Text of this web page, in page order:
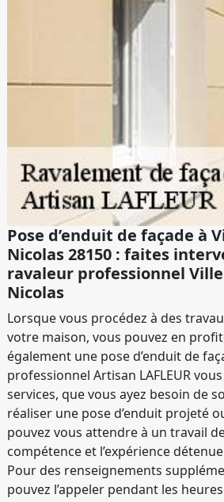
Pose d’enduit de façade à
Nicolas 28150 : faites
ravaleur professionnel
Nicolas
Lorsque vous procédez à des
votre maison, vous pouvez en
également une pose d’enduit de
professionnel Artisan LAFLEUR
services, que vous ayez besoin de
réaliser une pose d’enduit projeté
pouvez vous attendre à un travail
compétence et l’expérience
Pour des renseignements
pouvez l’appeler pendant les